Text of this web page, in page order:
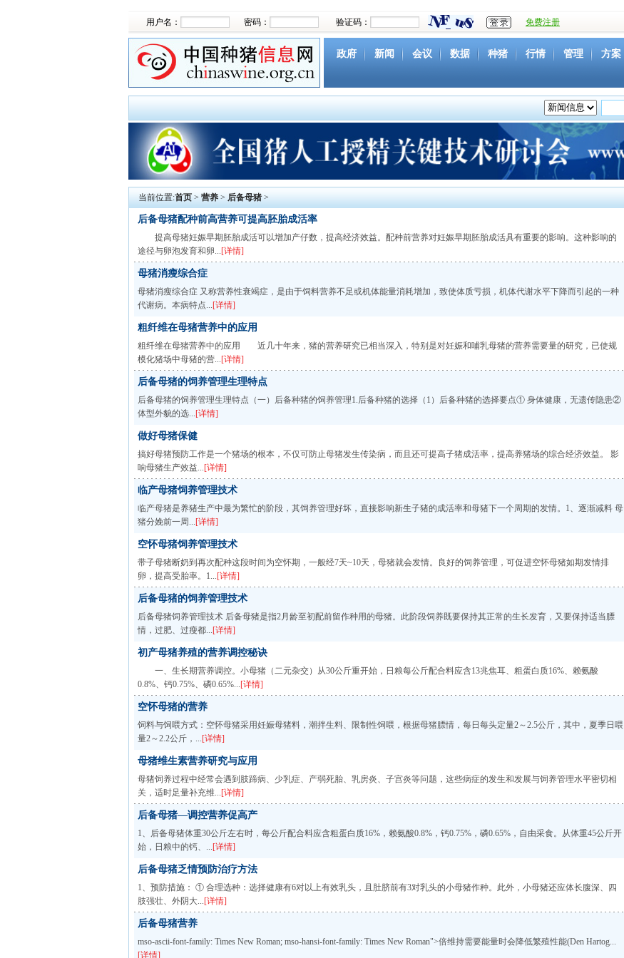
用户名： 密码： 验证码： 免费注册
政府 新闻 会议 数据 种猪 行情 管理 方案
资源
社团 下载 育种 营养 环境 猪病 视频
当前位置:首页 > 营养 > 后备母猪>
后备母猪配种前高营养可提高胚胎成活率
提高母猪妊娠早期胚胎成活可以增加产仔数，提高经济效益。配种前营养对妊娠早期胚胎成活具有重要的影响。这种影响的
途径与卵泡发育和卵...[详情]
母猪消瘦综合症
母猪消瘦综合症 又称营养性衰竭症，是由于饲料营养不足或机体能量消耗增加，致使体质亏损，机体代谢水平下降而引起的一种
代谢病。本病特点...[详情]
粗纤维在母猪营养中的应用
粗纤维在母猪营养中的应用 近几十年来，猪的营养研究已相当深入，特别是对妊娠和哺乳母猪的营养需要量的研究，已使规
模化猪场中母猪的营...[详情]
后备母猪的饲养管理生理特点
后备母猪的饲养管理生理特点（一）后备种猪的饲养管理1.后备种猪的选择（1）后备种猪的选择要点① 身体健康，无遗传隐患②
体型外貌的选...[详情]
做好母猪保健
搞好母猪预防工作是一个猪场的根本，不仅可防止母猪发生传染病，而且还可提高子猪成活率，提高养猪场的综合经济效益。 影
响母猪生产效益...[详情]
临产母猪饲养管理技术
临产母猪是养猪生产中最为繁忙的阶段，其饲养管理好坏，直接影响新生子猪的成活率和母猪下一个周期的发情。1、逐渐减料 母
猪分娩前一周...[详情]
空怀母猪饲养管理技术
带子母猪断奶到再次配种这段时间为空怀期，一般经7天~10天，母猪就会发情。良好的饲养管理，可促进空怀母猪如期发情排
卵，提高受胎率。1...[详情]
后备母猪的饲养管理技术
后备母猪饲养管理技术 后备母猪是指2月龄至初配前留作种用的母猪。此阶段饲养既要保持其正常的生长发育，又要保持适当膘
情，过肥、过瘦都...[详情]
初产母猪养殖的营养调控秘诀
一、生长期营养调控。小母猪（二元杂交）从30公斤重开始，日粮每公斤配合料应含13兆焦耳、粗蛋白质16%、赖氨酸
0.8%、钙0.75%、磷0.65%...[详情]
空怀母猪的营养
饲料与饲喂方式：空怀母猪采用妊娠母猪料，潮拌生料、限制性饲喂，根据母猪膘情，每日每头定量2～2.5公斤，其中，夏季日喂
量2～2.2公斤，...[详情]
母猪维生素营养研究与应用
母猪饲养过程中经常会遇到肢蹄病、少乳症、产弱死胎、乳房炎、子宫炎等问题，这些病症的发生和发展与饲养管理水平密切相
关，适时足量补充维...[详情]
后备母猪—调控营养促高产
1、后备母猪体重30公斤左右时，每公斤配合料应含粗蛋白质16%，赖氨酸0.8%，钙0.75%，磷0.65%，自由采食。从体重45公斤开
始，日粮中的钙、...[详情]
后备母猪乏情预防治疗方法
1、预防措施： ① 合理选种：选择健康有6对以上有效乳头，且肚脐前有3对乳头的小母猪作种。此外，小母猪还应体长腹深、四
肢强壮、外阴大...[详情]
后备母猪营养
mso-ascii-font-family: Times New Roman; mso-hansi-font-family: Times New Roman">倍维持需要能量时会降低繁殖性能(Den Hartog...
[详情]